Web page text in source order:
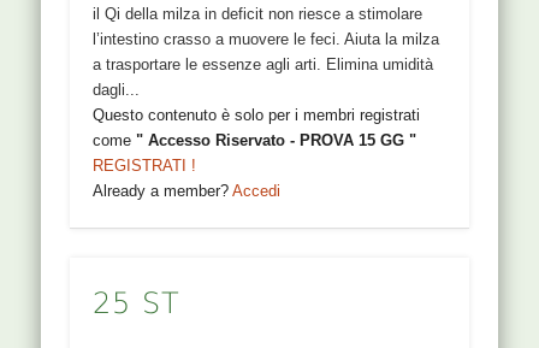
il Qi della milza in deficit non riesce a stimolare
l’intestino crasso a muovere le feci. Aiuta la milza
a trasportare le essenze agli arti. Elimina umidità
dagli...
Questo contenuto è solo per i membri registrati
come" Accesso Riservato - PROVA 15 GG "
REGISTRATI !
Already a member?Accedi
25 ST